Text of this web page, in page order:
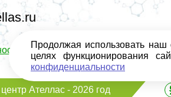
Ателлас - 2026 год
Продолжая использовать
целях функционирования
конфиденциальности